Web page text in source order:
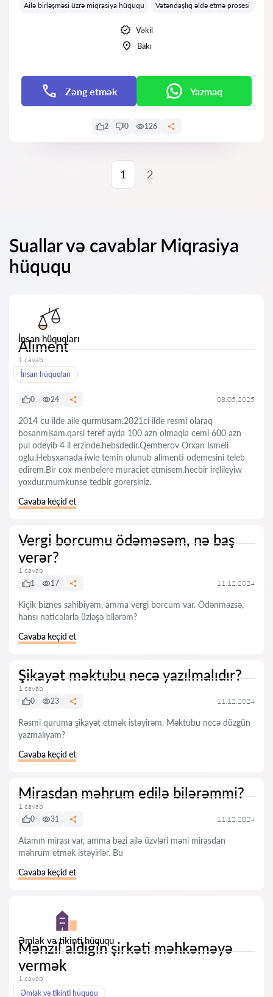
Ailə birləşməsi üzrə miqrasiya hüququ
Vətəndaşlıq əldə etmə prosesi
Vəkil
Bakı
Zəng etmək Yazmaq
2 0 126
1 2
Suallar və cavablar Miqrasiya
hüququ
İnsan hüquqları
Aliment
1 cavab
İnsan hüquqları
0 24 08.05.2025
2014 cu ilde aile qurmusam.2021ci ilde resmi olaraq
bosanmisam.qarsi teref ayda 100 azn olmaqla cemi 600 azn
pul odeyib 4 il erzinde.hebsdedir.Qemberov Orxan Ismeli
oglu.Hebsxanada iwle temin olunub alimenti odemesini teleb
edirem.Bir cox menbelere muraciet etmisem.hecbir irelileyiw
yoxdur.mumkunse tedbir gorersiniz.
Cavaba keçid et
Vergi borcumu ödəməsəm, nə baş
verər?
1 cavab
1
17 11.12.2024
Kiçik biznes sahibiyəm, amma vergi borcum var. Ödənməzsə,
hansı nəticələrlə üzləşə bilərəm?
Cavaba keçid et
Şikayət məktubu necə yazılmalıdır?
1 cavab
0
23 11.12.2024
Rəsmi quruma şikayət etmək istəyirəm. Məktubu necə düzgün
yazmalıyam?
Cavaba keçid et
Mirasdan məhrum edilə bilərəmmi?
1 cavab
0
31 11.12.2024
Atamın mirası var, amma bəzi ailə üzvləri məni mirasdan
məhrum etmək istəyirlər. Bu
Cavaba keçid et
Əmlak və tikinti hüququ
Mənzil aldigin şirkəti məhkəməyə
vermək
1 cavab
Əmlak və tikinti hüququ